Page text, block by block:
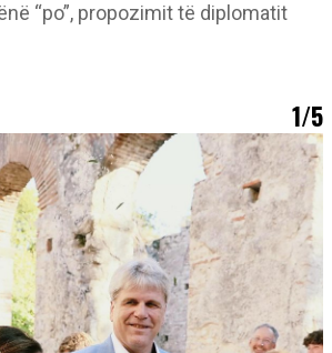
“po”, propozimit të diplomatit
1/5